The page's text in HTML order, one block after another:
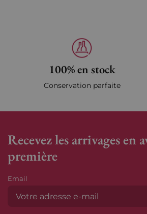
100% en stock
Conservation parfaite
Recevez les arrivages en
première
Email